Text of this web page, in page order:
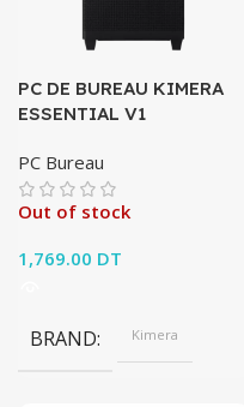
PC DE BUREAU KIMERA
ESSENTIAL V1
PC Bureau
Out of stock
1,769.00 DT
BRAND Kimera